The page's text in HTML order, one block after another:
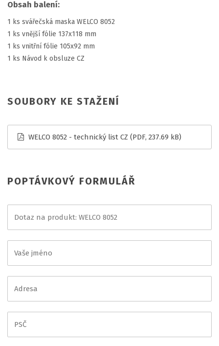
Obsah balení:
1 ks svářečská maska WELCO 8052
1 ks vnější fólie 137x118 mm
1 ks vnitřní fólie 105x92 mm
1 ks Návod k obsluze CZ
SOUBORY KE STAŽENÍ
WELCO 8052 - technický list CZ (PDF, 237.69 kB)
POPTÁVKOVÝ FORMULÁŘ